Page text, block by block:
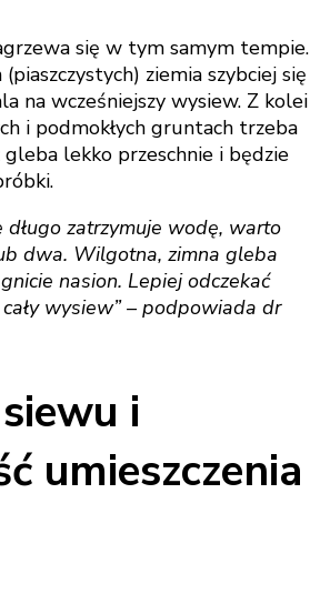
się w tym samym tempie.
ziemia szybciej się
na wcześniejszy wysiew. Z kolei
i podmokłych gruntach trzeba
gleba lekko przeschnie i będzie
długo zatrzymuje wodę, warto
dwa. Wilgotna, zimna gleba
nasion. Lepiej odczekać
wysiew” – podpowiada dr
i
umieszczenia